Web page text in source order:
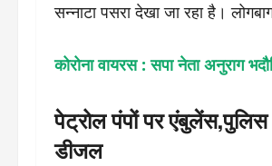
सन्नाटा पसरा देखा जा रहा है।
कोरोना वायरस : सपा नेता अनुराग
पेट्रोल पंपों पर
डीजल